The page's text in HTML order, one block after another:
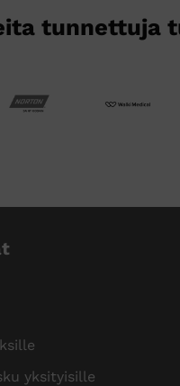
tunnettuja
yksityisille